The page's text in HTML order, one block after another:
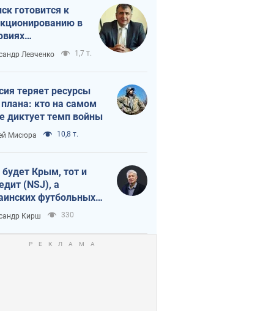
готовится к
в
кризиса
Левченко 1,7 т.
теряет ресурсы
кто на самом
диктует темп войны
Мисюра 10,8 т.
будет Крым, тот и
(NSJ), а
футбольных
могут
убийцами
Кирш 330